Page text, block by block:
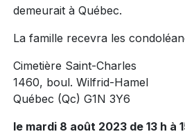
demeurait à Québec.
La famille recevra les
Cimetière Saint-Charles
1460, boul. Wilfrid-Hamel
Québec (Qc) G1N 3Y6
le mardi 8 août 2023 de 13 h à